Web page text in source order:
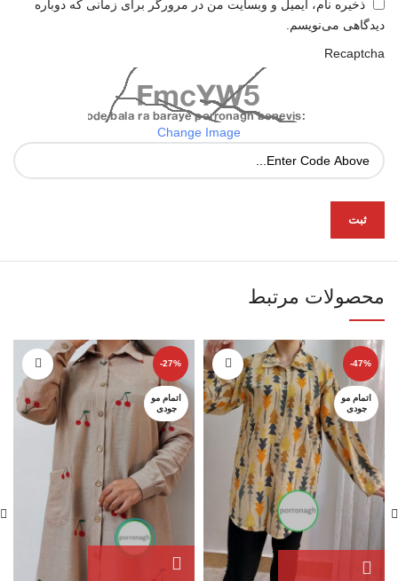
ذخیره نام، ایمیل و وبسایت من در مرورگر برای زمانی که دوباره
دیدگاهی می‌نویسم.
Recaptcha
Change Image
محصولات مرتبط
-47%
اتمام مو
جودی
-27%
اتمام مو
جودی